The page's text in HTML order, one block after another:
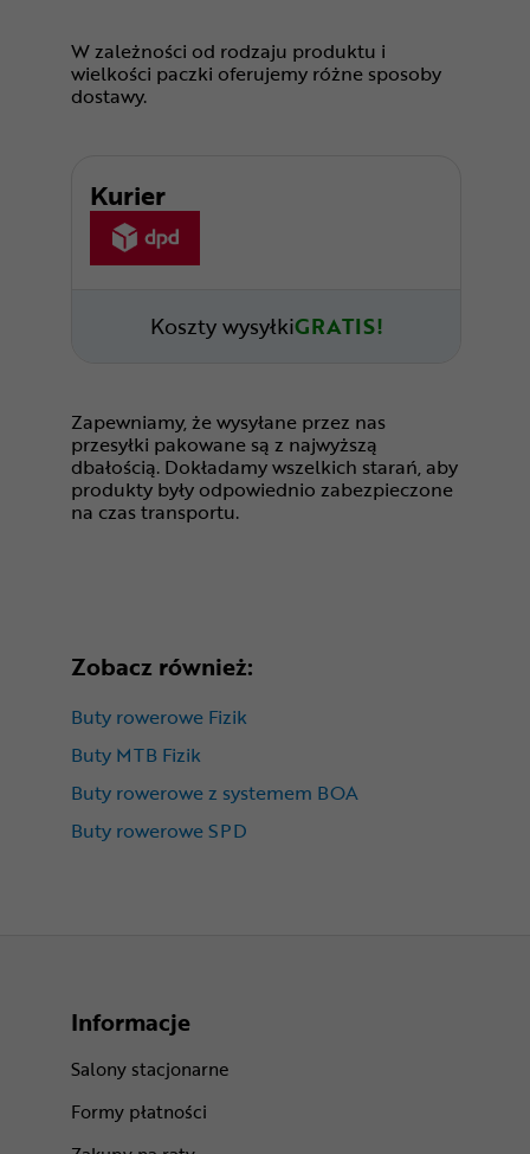
W zależności od rodzaju produktu i
wielkości paczki oferujemy różne sposoby
dostawy.
Kurier
Koszty wysyłkiGRATIS!
Zapewniamy, że wysyłane przez nas
przesyłki pakowane są z najwyższą
dbałością. Dokładamy wszelkich starań, aby
produkty były odpowiednio zabezpieczone
na czas transportu.
Zobacz również:
Buty rowerowe Fizik
Buty MTB Fizik
Buty rowerowe z systemem BOA
Buty rowerowe SPD
Informacje
Salony stacjonarne
Formy płatności